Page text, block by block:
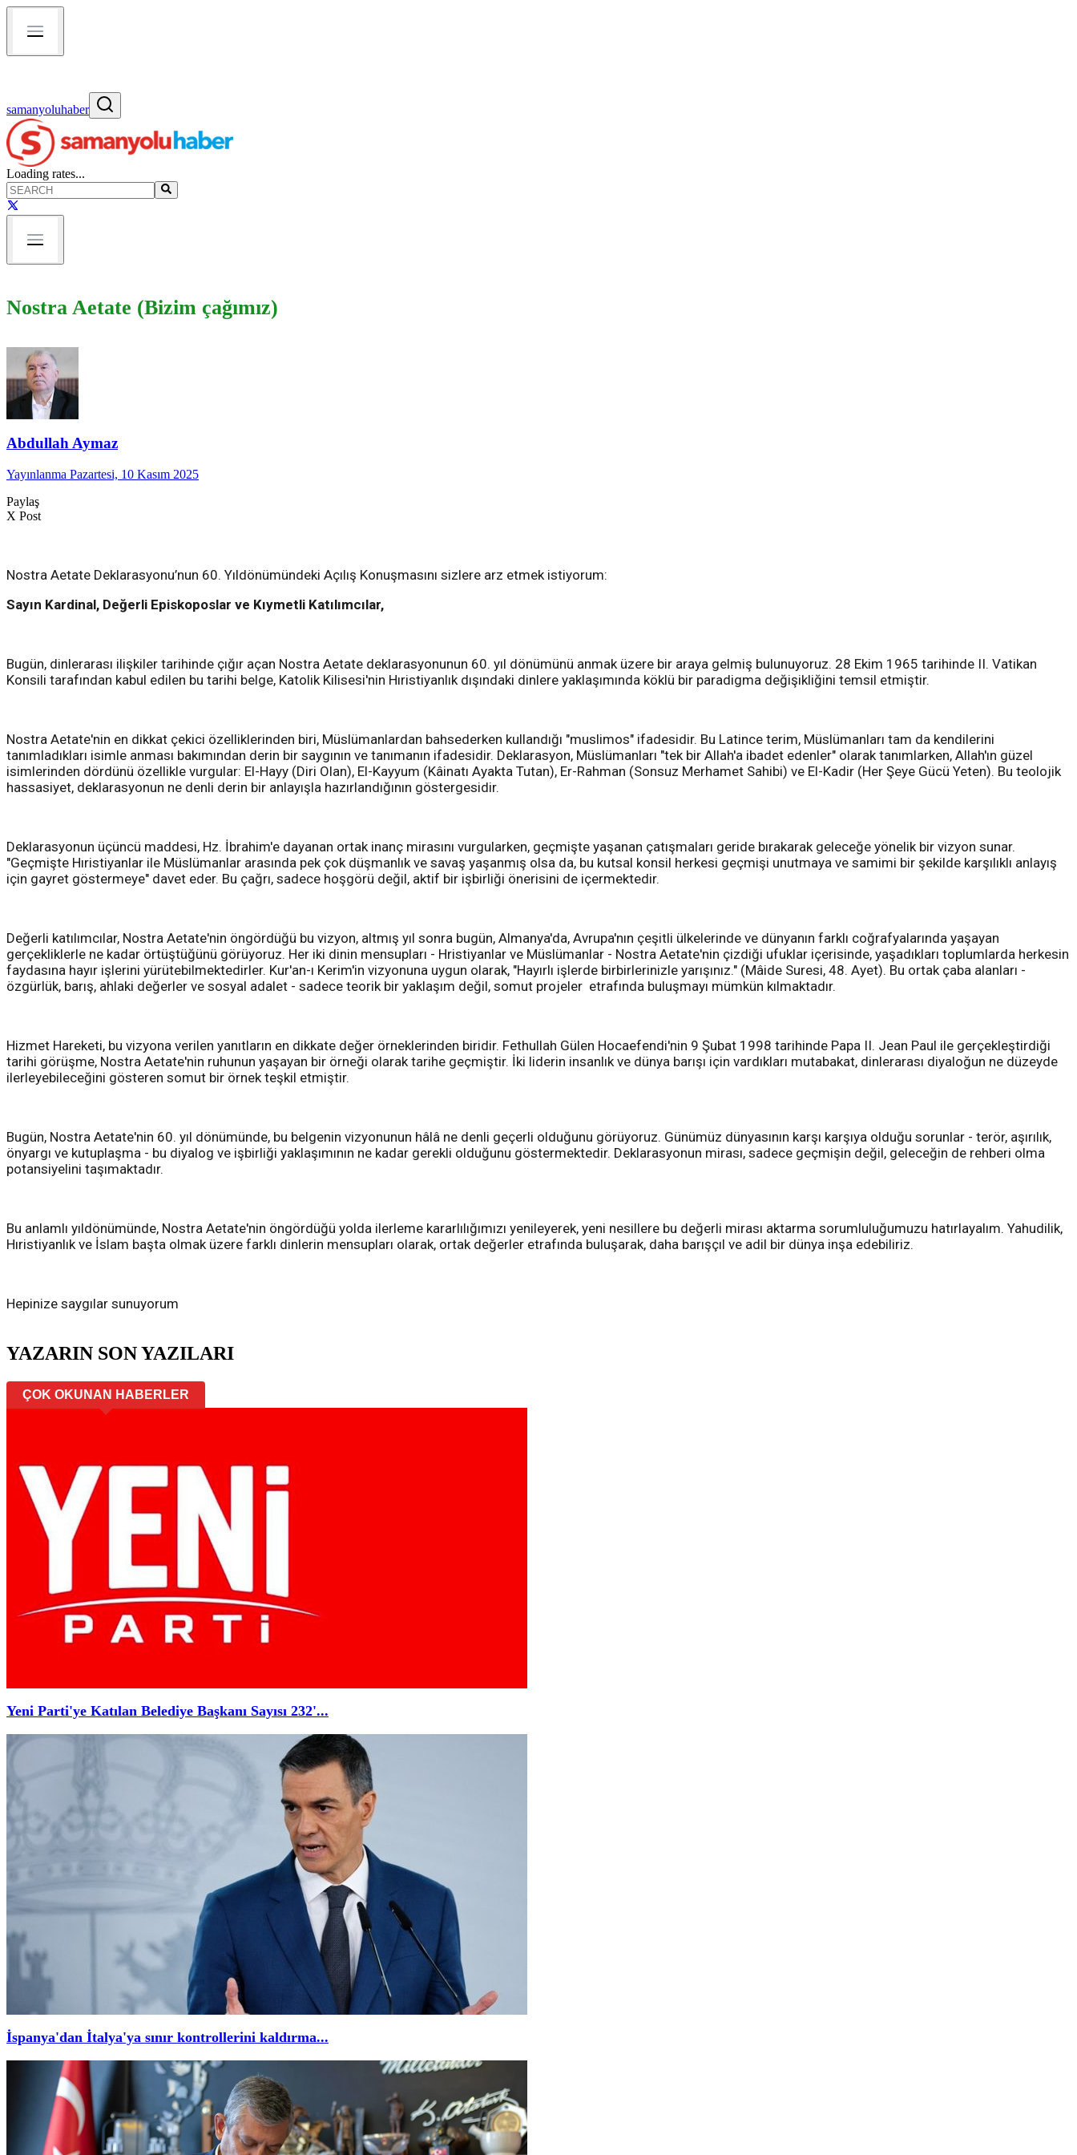
samanyoluhaber
Loading rates...
Nostra Aetate (Bizim çağımız)
Abdullah Aymaz
Yayınlanma Pazartesi, 10 Kasım 2025
Paylaş
X Post
Nostra Aetate Deklarasyonu’nun 60. Yıldönümündeki Açılış Konuşmasını sizlere arz etmek istiyorum:
Sayın Kardinal, Değerli Episkoposlar ve Kıymetli Katılımcılar,
Bugün, dinlerarası ilişkiler tarihinde çığır açan Nostra Aetate deklarasyonunun 60. yıl dönümünü anmak üzere bir araya gelmiş bulunuyoruz. 28 Ekim 1965 tarihinde II. Vatikan
Konsili tarafından kabul edilen bu tarihi belge, Katolik Kilisesi'nin Hıristiyanlık dışındaki dinlere yaklaşımında köklü bir paradigma değişikliğini temsil etmiştir.
Nostra Aetate'nin en dikkat çekici özelliklerinden biri, Müslümanlardan bahsederken kullandığı "muslimos" ifadesidir. Bu Latince terim, Müslümanları tam da kendilerini
tanımladıkları isimle anması bakımından derin bir saygının ve tanımanın ifadesidir. Deklarasyon, Müslümanları "tek bir Allah'a ibadet edenler" olarak tanımlarken, Allah'ın güzel
isimlerinden dördünü özellikle vurgular: El-Hayy (Diri Olan), El-Kayyum (Kâinatı Ayakta Tutan), Er-Rahman (Sonsuz Merhamet Sahibi) ve El-Kadir (Her Şeye Gücü Yeten). Bu teolojik
hassasiyet, deklarasyonun ne denli derin bir anlayışla hazırlandığının göstergesidir.
Deklarasyonun üçüncü maddesi, Hz. İbrahim'e dayanan ortak inanç mirasını vurgularken, geçmişte yaşanan çatışmaları geride bırakarak geleceğe yönelik bir vizyon sunar.
"Geçmişte Hıristiyanlar ile Müslümanlar arasında pek çok düşmanlık ve savaş yaşanmış olsa da, bu kutsal konsil herkesi geçmişi unutmaya ve samimi bir şekilde karşılıklı anlayış
için gayret göstermeye" davet eder. Bu çağrı, sadece hoşgörü değil, aktif bir işbirliği önerisini de içermektedir.
Değerli katılımcılar, Nostra Aetate'nin öngördüğü bu vizyon, altmış yıl sonra bugün, Almanya'da, Avrupa'nın çeşitli ülkelerinde ve dünyanın farklı coğrafyalarında yaşayan
gerçekliklerle ne kadar örtüştüğünü görüyoruz. Her iki dinin mensupları - Hristiyanlar ve Müslümanlar - Nostra Aetate'nin çizdiği ufuklar içerisinde, yaşadıkları toplumlarda herkesin
faydasına hayır işlerini yürütebilmektedirler. Kur'an-ı Kerim'in vizyonuna uygun olarak, "Hayırlı işlerde birbirlerinizle yarışınız." (Mâide Suresi, 48. Ayet). Bu ortak çaba alanları -
özgürlük, barış, ahlaki değerler ve sosyal adalet - sadece teorik bir yaklaşım değil, somut projeler etrafında buluşmayı mümkün kılmaktadır.
Hizmet Hareketi, bu vizyona verilen yanıtların en dikkate değer örneklerinden biridir. Fethullah Gülen Hocaefendi'nin 9 Şubat 1998 tarihinde Papa II. Jean Paul ile gerçekleştirdiği
tarihi görüşme, Nostra Aetate'nin ruhunun yaşayan bir örneği olarak tarihe geçmiştir. İki liderin insanlık ve dünya barışı için vardıkları mutabakat, dinlerarası diyaloğun ne düzeyde
ilerleyebileceğini gösteren somut bir örnek teşkil etmiştir.
Bugün, Nostra Aetate'nin 60. yıl dönümünde, bu belgenin vizyonunun hâlâ ne denli geçerli olduğunu görüyoruz. Günümüz dünyasının karşı karşıya olduğu sorunlar - terör, aşırılık,
önyargı ve kutuplaşma - bu diyalog ve işbirliği yaklaşımının ne kadar gerekli olduğunu göstermektedir. Deklarasyonun mirası, sadece geçmişin değil, geleceğin de rehberi olma
potansiyelini taşımaktadır.
Bu anlamlı yıldönümünde, Nostra Aetate'nin öngördüğü yolda ilerleme kararlılığımızı yenileyerek, yeni nesillere bu değerli mirası aktarma sorumluluğumuzu hatırlayalım. Yahudilik,
Hıristiyanlık ve İslam başta olmak üzere farklı dinlerin mensupları olarak, ortak değerler etrafında buluşarak, daha barışçıl ve adil bir dünya inşa edebiliriz.
Hepinize saygılar sunuyorum
YAZARIN SON YAZILARI
ÇOK OKUNAN HABERLER
Yeni Parti'ye Katılan Belediye Başkanı Sayısı 232'...
İspanya'dan İtalya'ya sınır kontrollerini kaldırma...